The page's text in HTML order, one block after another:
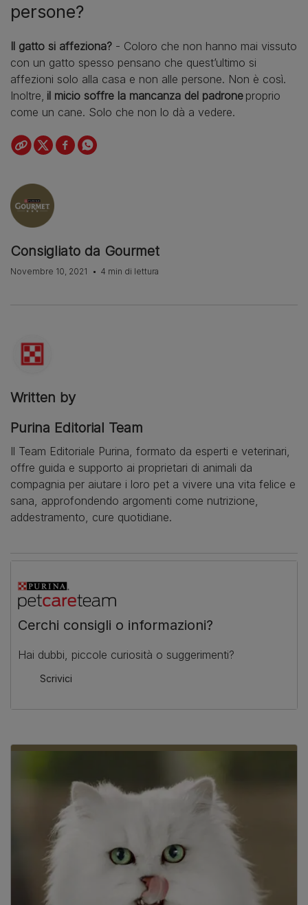
persone?
Il gatto si affeziona? - Coloro che non hanno mai vissuto
con un gatto spesso pensano che quest’ultimo si
affezioni solo alla casa e non alle persone. Non è così.
Inoltre, il micio soffre la mancanza del padrone proprio
come un cane. Solo che non lo dà a vedere.
Consigliato da Gourmet
Novembre 10, 2021 4 min di lettura
Written by
Purina Editorial Team
Il Team Editoriale Purina, formato da esperti e veterinari,
offre guida e supporto ai proprietari di animali da
compagnia per aiutare i loro pet a vivere una vita felice e
sana, approfondendo argomenti come nutrizione,
addestramento, cure quotidiane.
Cerchi consigli o informazioni?
Hai dubbi, piccole curiosità o suggerimenti?
Scrivici